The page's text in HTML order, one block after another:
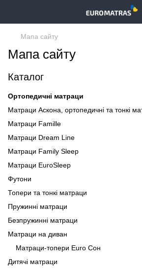
Мапа сайту
Мапа сайту
Каталог
Ортопедичні матраци
Матраци Аскона, ортопедичні та тонкі
Матраци Famille
Матраци Dream Line
Матраци Family Sleep
Матраци EuroSleep
Футони
Топери та тонкі матраци
Пружинні матраци
Безпружинні матраци
Матраци на диван
Матраци-топери Euro Сон
Дитячі матраци